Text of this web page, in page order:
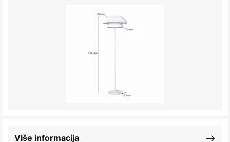
Više informacija